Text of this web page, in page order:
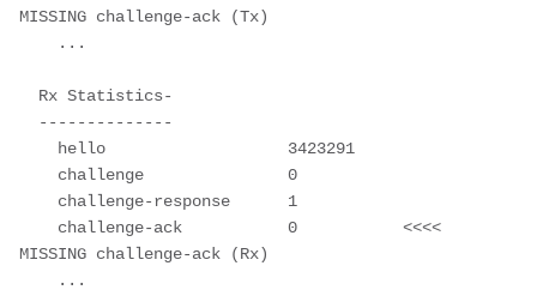
MISSING challenge-ack (Tx)
MISSING challenge-ack (Rx)
    ...